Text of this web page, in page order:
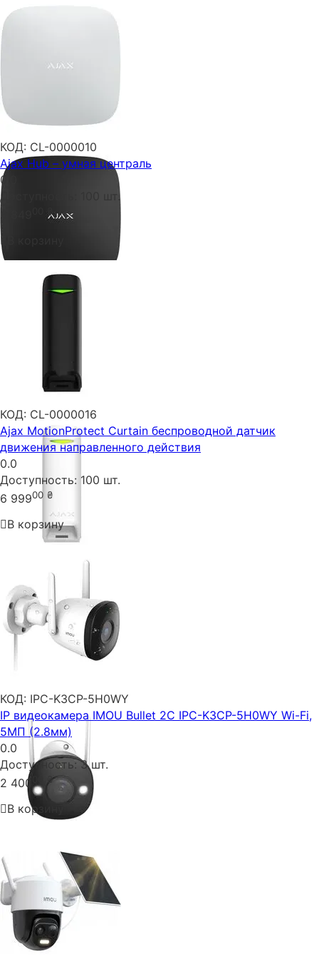
КОД: CL-0000010
Ajax Hub – умная централь
0.0
Доступность:
100 шт.
₴
КОД: CL-0000016
Ajax MotionProtect Curtain беспроводной датчик
движения направленного действия
0.0
Доступность: 100 шт.
6 99900 ₴
В корзину
КОД: IPC-K3CP-5H0WY
IP видеокамера IMOU Bullet 2C IPC-K3CP-5H0WY Wi-Fi,
5МП (2.8мм)
0.0
Доступность: 3 шт.
2 400
₴
В корзину